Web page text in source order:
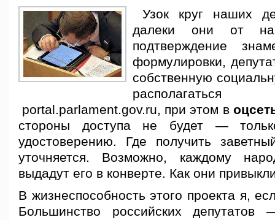
Узок круг наших
далеки они от
подтверждение
формулировки,
собственную
portal.parlament.gov.ru, при этом в
стороны доступа не будет —
удостоверению. Где получить
уточняется. Возможно, каждому
выдадут его в конверте. Как они
В жизнеспособность этого проекта я,
Большинство российских